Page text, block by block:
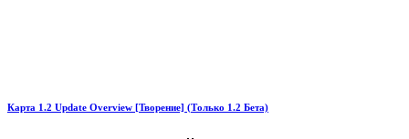
Карта 1.2 Update Overview [Творение] (Только 1.2 Бета)